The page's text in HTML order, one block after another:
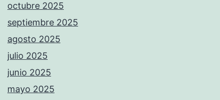
octubre 2025
septiembre 2025
agosto 2025
julio 2025
junio 2025
mayo 2025